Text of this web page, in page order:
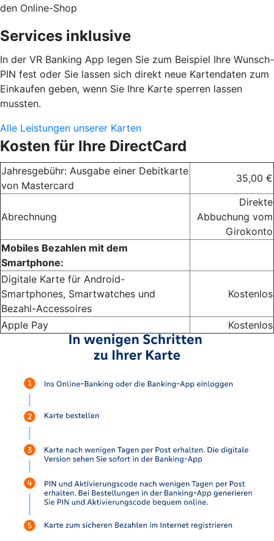
den Online-Shop
Services inklusive
In der VR Banking App legen Sie zum Beispiel Ihre Wunsch-
PIN fest oder Sie lassen sich direkt neue Kartendaten zum
Einkaufen geben, wenn Sie Ihre Karte sperren lassen
mussten.
Alle Leistungen unserer Karten
Kosten für Ihre DirectCard
Jahresgebühr: Ausgabe einer Debitkarte
von Mastercard
35,00 €
Abrechnung
Direkte
Abbuchung vom
Girokonto
Mobiles Bezahlen mit dem
Smartphone:
Digitale Karte für Android-
Smartphones, Smartwatches und
Bezahl-Accessoires
Kostenlos
Apple Pay Kostenlos